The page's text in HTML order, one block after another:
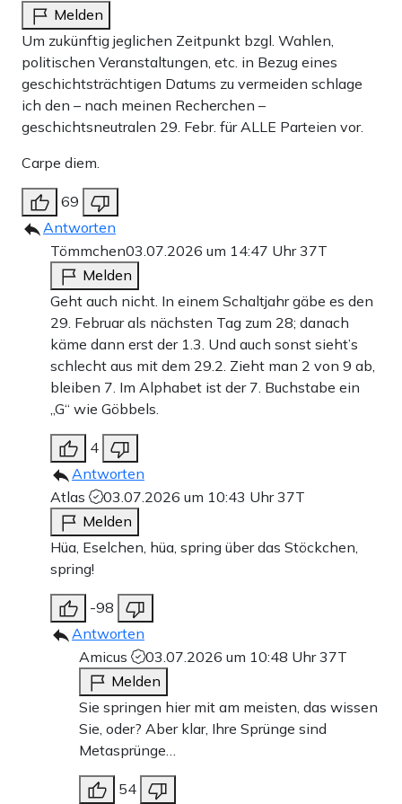
Melden
Um zukünftig jeglichen Zeitpunkt bzgl. Wahlen,
politischen Veranstaltungen, etc. in Bezug eines
geschichtsträchtigen Datums zu vermeiden schlage
ich den – nach meinen Recherchen –
geschichtsneutralen 29. Febr. für ALLE Parteien vor.
Carpe diem.
69
Antworten
Tömmchen03.07.2026 um 14:47 Uhr37T
Melden
Geht auch nicht. In einem Schaltjahr gäbe es den
29. Februar als nächsten Tag zum 28; danach
käme dann erst der 1.3. Und auch sonst sieht’s
schlecht aus mit dem 29.2. Zieht man 2 von 9 ab,
bleiben 7. Im Alphabet ist der 7. Buchstabe ein
„G“ wie Göbbels.
4
Antworten
Atlas
03.07.2026 um 10:43 Uhr37T
Melden
Hüa, Eselchen, hüa, spring über das Stöckchen,
spring!
-98
Antworten
Amicus
03.07.2026 um 10:48 Uhr37T
Melden
Sie springen hier mit am meisten, das wissen
Sie, oder? Aber klar, Ihre Sprünge sind
Metasprünge…
54